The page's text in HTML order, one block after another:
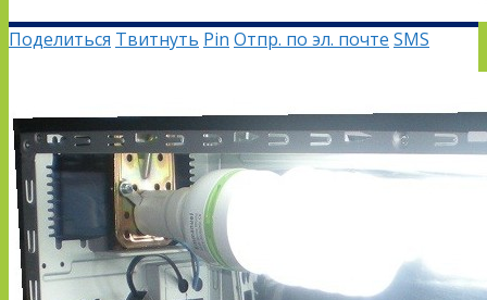
Поделиться Твитнуть Pin Отпр. по эл. почте SMS